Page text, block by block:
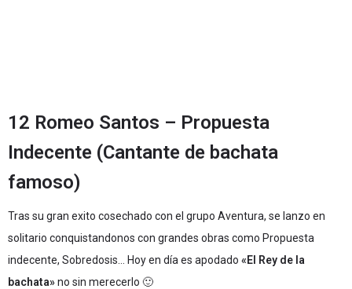
12 Romeo Santos – Propuesta
Indecente (Cantante de bachata
famoso)
Tras su gran exito cosechado con el grupo Aventura, se lanzo en
solitario conquistandonos con grandes obras como Propuesta
indecente, Sobredosis… Hoy en día es apodado «El Rey de la
bachata»no sin merecerlo 🙂